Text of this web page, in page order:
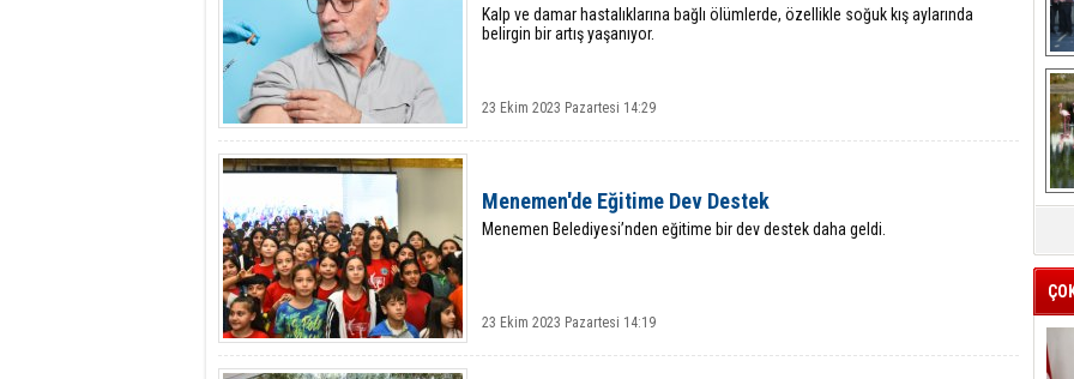
Kalp ve damar hastalıklarına bağlı ölümlerde, özellikle soğuk kış aylarında
belirgin bir artış yaşanıyor.
23 Ekim 2023 Pazartesi 14:29
Menemen'de Eğitime Dev Destek
Menemen Belediyesi’nden eğitime bir dev destek daha geldi.
23 Ekim 2023 Pazartesi 14:19